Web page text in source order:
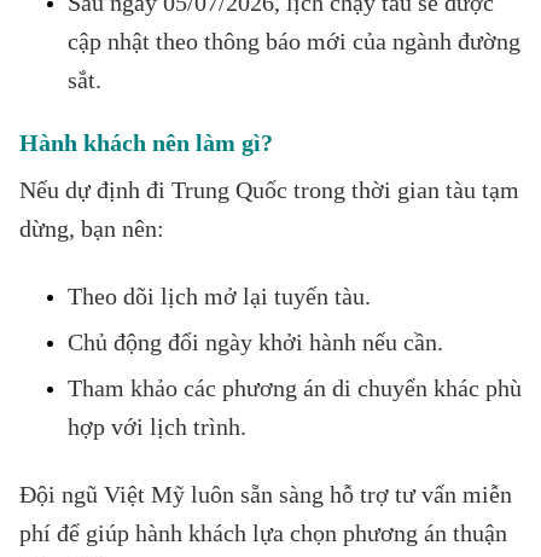
cập nhật theo thông báo mới của ngành đường
sắt.
Hành khách nên làm gì?
Nếu dự định đi Trung Quốc trong thời gian tàu tạm
dừng, bạn nên:
Theo dõi lịch mở lại tuyến tàu.
Chủ động đổi ngày khởi hành nếu cần.
Tham khảo các phương án di chuyển khác phù
hợp với lịch trình.
Đội ngũ Việt Mỹ luôn sẵn sàng hỗ trợ tư vấn miễn
phí để giúp hành khách lựa chọn phương án thuận